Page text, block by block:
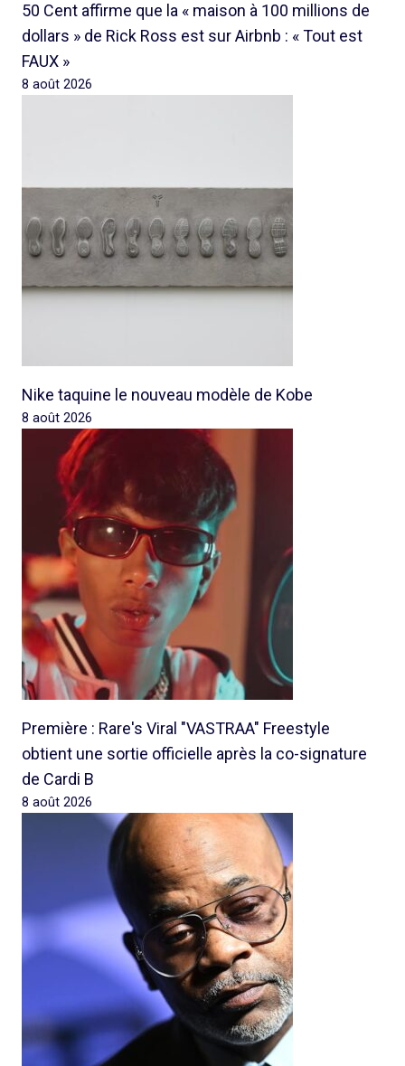
50 Cent affirme que la « maison à 100 millions de
dollars » de Rick Ross est sur Airbnb : « Tout est
FAUX »
8 août 2026
Nike taquine le nouveau modèle de Kobe
8 août 2026
Première : Rare's Viral "VASTRAA" Freestyle
obtient une sortie officielle après la co-signature
de Cardi B
8 août 2026